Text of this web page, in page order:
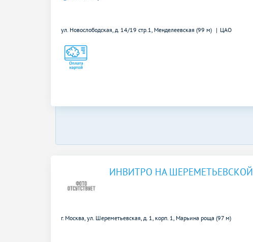
ул. Новослободская, д. 14/19 стр.1, Менделеевская (99 м) ЦАО
ИНВИТРО НА ШЕРЕМЕТЬЕВСКОЙ
г. Москва, ул. Шереметьевская, д. 1, корп. 1, Марьина роща (97 м)